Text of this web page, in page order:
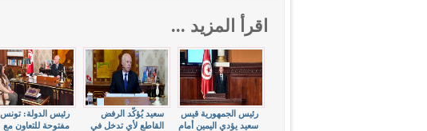
اقرأ المزيد ...
رئيس الدولة: تونس
مفتوحة للتعاون مع
سعيد يُؤكّد الرفض
القاطع لأي تدخل في
رئيس الجمهورية قيس
سعيد يؤدي اليمين أمام